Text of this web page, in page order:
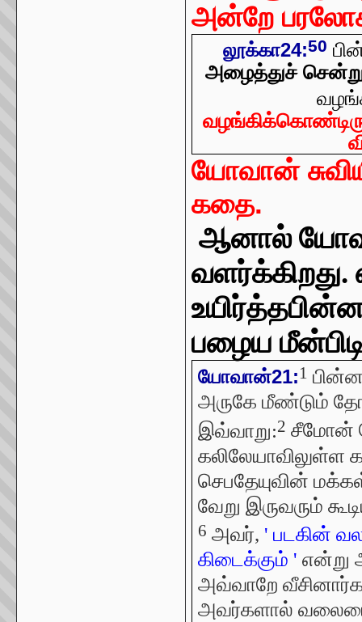
அன்றே
லூக்கா24:50
அழைத்துச்
யோவான்
கதை.
ஆனால்
வளர்க்கிறது.
பழைய
யோவான்21:1
அருகே மீண்டும்
இவ்வாறு:2 சீமோன்
கலிலேயாவிலுள்ள
செபதேயுவின்
வேறு இருவரும்
6 அவர், ' படகின்
கிடைக்கும் 'என்று
அவ்வாறே
அவர்களால் வலையை